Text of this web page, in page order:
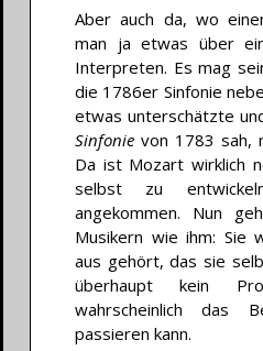
Aber auch da, wo
man ja etwas über
Interpreten. Es mag
die 1786er Sinfonie
etwas unterschätzte
Sinfonie von 1783 sah,
Da ist Mozart wirklich
selbst zu
angekommen. Nun
Musikern wie ihm: Sie
aus gehört, das sie
überhaupt kein
wahrscheinlich das
passieren kann.